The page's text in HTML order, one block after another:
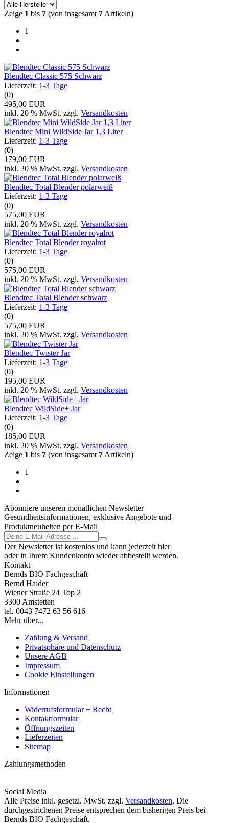
Zeige 1 bis 7 (von insgesamt 7 Artikeln)
1
Blendtec Classic 575 Schwarz
Lieferzeit: 1-3 Tage
(0)
495,00 EUR
inkl. 20 % MwSt. zzgl. Versandkosten
Blendtec Mini WildSide Jar 1,3 Liter
Lieferzeit: 1-3 Tage
(0)
179,00 EUR
inkl. 20 % MwSt. zzgl. Versandkosten
Blendtec Total Blender polarweiß
Lieferzeit: 1-3 Tage
(0)
575,00 EUR
inkl. 20 % MwSt. zzgl. Versandkosten
Blendtec Total Blender royalrot
Lieferzeit: 1-3 Tage
(0)
575,00 EUR
inkl. 20 % MwSt. zzgl. Versandkosten
Blendtec Total Blender schwarz
Lieferzeit: 1-3 Tage
(0)
575,00 EUR
inkl. 20 % MwSt. zzgl. Versandkosten
Blendtec Twister Jar
Lieferzeit: 1-3 Tage
(0)
195,00 EUR
inkl. 20 % MwSt. zzgl. Versandkosten
Blendtec WildSide+ Jar
Lieferzeit: 1-3 Tage
(0)
185,00 EUR
inkl. 20 % MwSt. zzgl. Versandkosten
Zeige 1 bis 7 (von insgesamt 7 Artikeln)
1
Abonniere unseren monatlichen Newsletter
Gesundheitsinformationen, exklusive Angebote und
Produktneuheiten per E-Mail
Der Newsletter ist kostenlos und kann jederzeit hier
oder in Ihrem Kundenkonto wieder abbestellt werden.
Kontakt
Bernds BIO Fachgeschäft
Bernd Haider
Wiener Straße 24 Top 2
3300 Amstetten
tel. 0043 7472 63 56 616
Mehr über...
Zahlung & Versand
Privatsphäre und Datenschutz
Unsere AGB
Impressum
Cookie Einstellungen
Informationen
Widerrufsformular + Recht
Kontaktformular
Öffnungszeiten
Lieferzeiten
Sitemap
Zahlungsmethoden
Social Media
Alle Preise inkl. gesetzl. MwSt. zzgl. Versandkosten. Die
durchgestrichenen Preise entsprechen dem bisherigen Preis bei
Bernds BIO Fachgeschäft.